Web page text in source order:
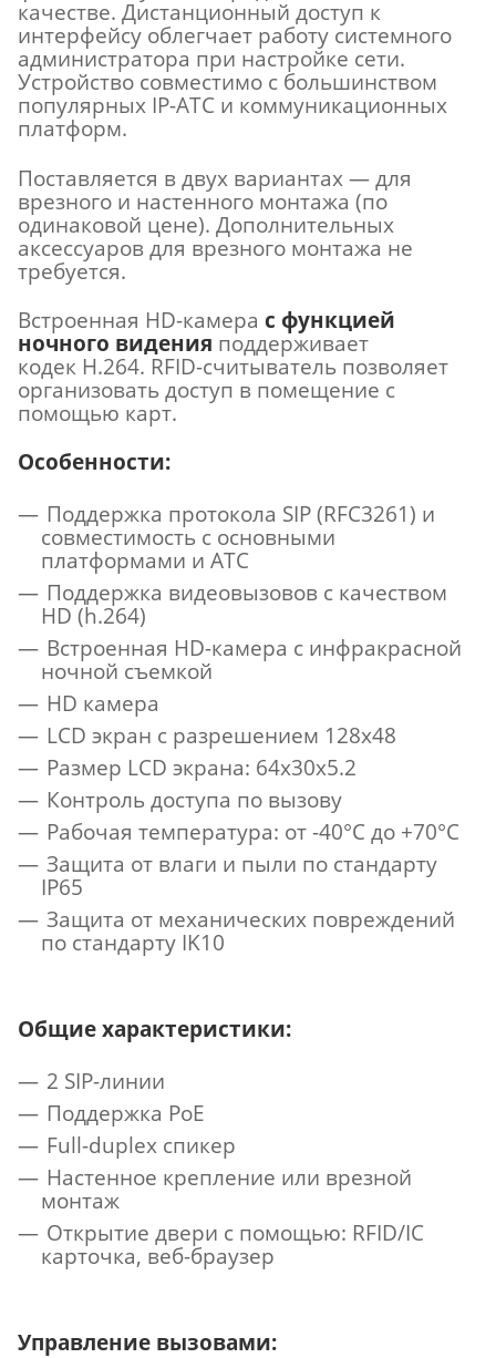
качестве. Дистанционный доступ к
интерфейсу облегчает работу системного
администратора при настройке сети.
Устройство совместимо с большинством
популярных IP-АТС и коммуникационных
платформ.
Поставляется в двух вариантах — для
врезного и настенного монтажа (по
одинаковой цене). Дополнительных
аксессуаров для врезного монтажа не
требуется.
Встроенная HD-камера с функцией
ночного видения поддерживает
кодек H.264. RFID-считыватель позволяет
организовать доступ в помещение с
помощью карт.
Особенности:
Поддержка протокола SIP (RFC3261) и
совместимость с основными
платформами и АТС
Поддержка видеовызовов с качеством
HD (h.264)
Встроенная HD-камера с инфракрасной
ночной съемкой
HD камера
LCD экран с разрешением 128х48
Размер LCD экрана: 64x30x5.2
Контроль доступа по вызову
Рабочая температура: от -40°С до +70°С
Защита от влаги и пыли по стандарту
IP65
Защита от механических повреждений
по стандарту IK10
Общие характеристики:
2 SIP-линии
Поддержка PoE
Full-duplex спикер
Настенное крепление или врезной
монтаж
Открытие двери с помощью: RFID/IC
карточка, веб-браузер
Управление вызовами: